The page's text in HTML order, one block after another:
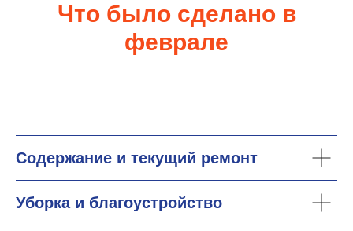
Что было сделано в
феврале
Содержание и текущий ремонт
Уборка и благоустройство